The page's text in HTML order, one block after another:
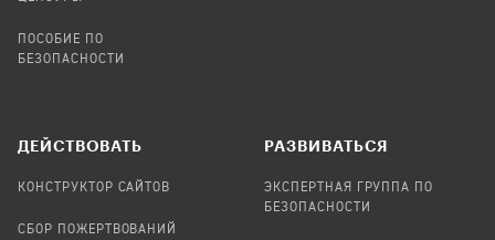
ПОСОБИЕ ПО
БЕЗОПАСНОСТИ
ДЕЙСТВОВАТЬ
КОНСТРУКТОР САЙТОВ
СБОР ПОЖЕРТВОВАНИЙ
РАЗВИВАТЬСЯ
ЭКСПЕРТНАЯ ГРУППА ПО
БЕЗОПАСНОСТИ